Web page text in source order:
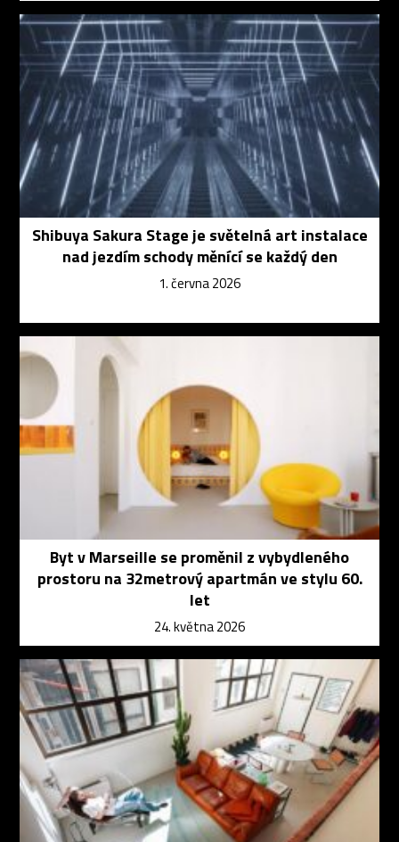
Shibuya Sakura Stage je světelná art instalace
nad jezdím schody měnící se každý den
1. června 2026
Byt v Marseille se proměnil z vybydleného
prostoru na 32metrový apartmán ve stylu 60.
let
24. května 2026